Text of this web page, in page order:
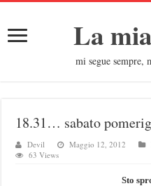
La
mi segue sempre,
18.31… sabato
Devil Maggio 12, 2012
63 Views
Sto